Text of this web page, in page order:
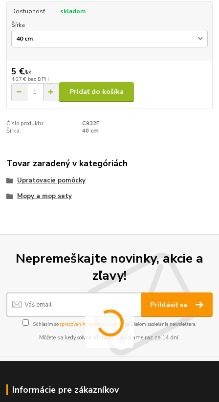
Dostupnosť
skladom
Šírka
5 €/ks
4,07 € bez DPH
Pridať do košíka
Číslo produktu:
C932F
Šírka:
40 cm
Tovar zaradený v kategóriách
Upratovacie pomôcky
Mopy a mop sety
Nepremeškajte novinky, akcie a
zľavy!
Prihlásiť sa
Súhlasím sospracovaním osobných údajovza účelom zasielania newslettera.
Môžete sa kedykoľvek odhlásiť. Zasielame raz za 14 dní.
Informácie pre zákazníkov